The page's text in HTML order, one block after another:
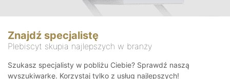
Znajdź specjalistę
Plebiscyt skupia najlepszych w branży
Szukasz specjalisty w pobliżu Ciebie? Sprawdź naszą
wyszukiwarkę. Korzystaj tylko z usług najlepszych!